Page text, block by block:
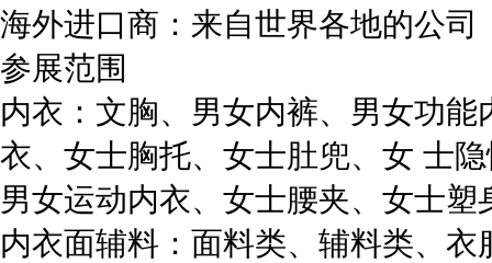
海外进口商：来自世界各地的公
参展范围
内衣：文胸、男女内裤、男女功
衣、女士胸托、女士肚兜、女 士
男女运动内衣、女士腰夹、女士塑
内衣面辅料：面料类、辅料类、